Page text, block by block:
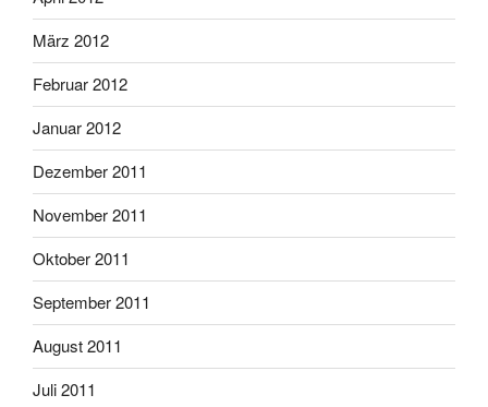
März 2012
Februar 2012
Januar 2012
Dezember 2011
November 2011
Oktober 2011
September 2011
August 2011
Juli 2011